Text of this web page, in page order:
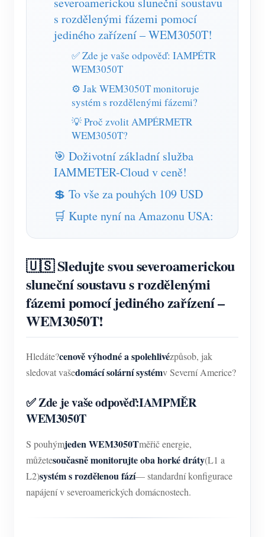
Simulátor IAMMETER
Virtuální měřič
Systém energetického předpovídání a simulace
Aplikace
Monitor energie solárního FV systému
Monitor spotřeby elektřiny
Automatizace domácnosti
Tovární energetické monitorování
Ukládat
Zdroje
Dokument
Výukové video
FAQ
Zprávy
Blogy
Společenství
Vývojář
Prozkoumat
Program odměn
Kontakt
O nás
s rozdělenými fázemi pomocí
jediného zařízení – WEM3050T!
✅ Zde je vaše odpověď: IAMPÉTR
WEM3050T
⚙️ Jak WEM3050T monitoruje
systém s rozdělenými fázemi?
💡 Proč zvolit AMPÉRMETR
WEM3050T?
🎯 Doživotní základní služba
IAMMETER-Cloud v ceně!
💲 To vše za pouhých 109 USD
🛒 Kupte nyní na Amazonu USA:
🇺🇸 Sledujte svou severoamerickou
sluneční soustavu s rozdělenými
fázemi pomocí jediného zařízení –
WEM3050T!
Hledáte?cenově výhodné a spolehlivézpůsob, jak
sledovat vašedomácí solární systémv Severní Americe?
✅ Zde je vaše odpověď:IAMPMĚR
WEM3050T
S pouhýmjeden WEM3050Tměřič energie,
můžetesoučasně monitorujte oba horké dráty(L1 a
L2)systém s rozdělenou fází— standardní konfigurace
napájení v severoamerických domácnostech.